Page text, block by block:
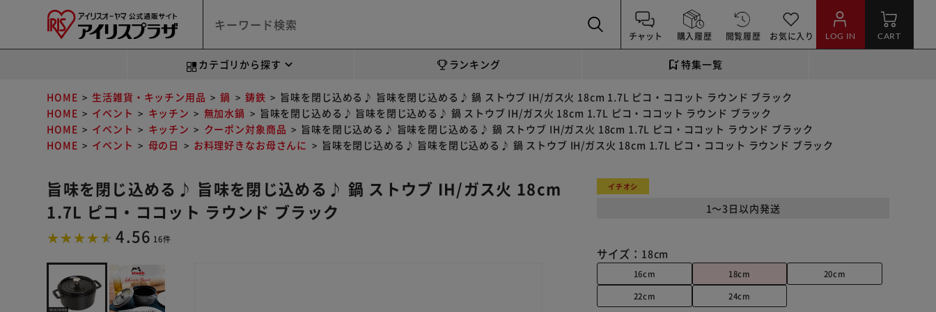
チャット 購入履歴 閲覧履歴 お気に入り LOG IN CART
カテゴリから探す ランキング 特集一覧
HOME 生活雑貨・キッチン用品 鍋 鋳鉄
旨味を閉じ込める♪ 旨味を閉じ込める♪ 鍋 ストウブ IH/ガス火 18cm 1.7L ピコ・ココット ラウンド ブラック
HOME
イベント キッチン 無加水鍋
旨味を閉じ込める♪ 旨味を閉じ込める♪ 鍋 ストウブ IH/ガス火 18cm 1.7L ピコ・ココット ラウンド ブラック
HOME
イベント キッチン クーポン対象商品
旨味を閉じ込める♪ 旨味を閉じ込める♪ 鍋 ストウブ IH/ガス火 18cm 1.7L ピコ・ココット ラウンド ブラック
HOME
イベント 母の日 お料理好きなお母さんに 旨味を閉じ込める♪ 旨味を閉じ込める♪ 鍋 ストウブ IH/ガス火 18cm 1.7L ピコ・ココット ラウンド ブラック
旨味を閉じ込める♪ 旨味を閉じ込める♪ 鍋 ストウブ IH/ガス火 18cm
1.7L ピコ・ココット ラウンド ブラック
4.56 16件
イチオシ
1～3日以内発送
サイズ： 18cm
16cm 18cm
20cm
22cm
24cm